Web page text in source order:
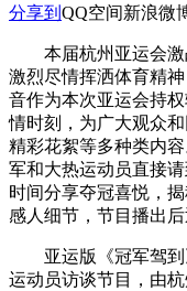
分享到 QQ空间新浪微
本届杭州亚运会激
激烈尽情挥洒体育精
音作为本次亚运会持
情时刻，为广大观众
精彩花絮等多种类内
军和大热运动员直接
时间分享夺冠喜悦，
感人细节，节目播出
亚运版《冠军驾到
运动员访谈节目，由